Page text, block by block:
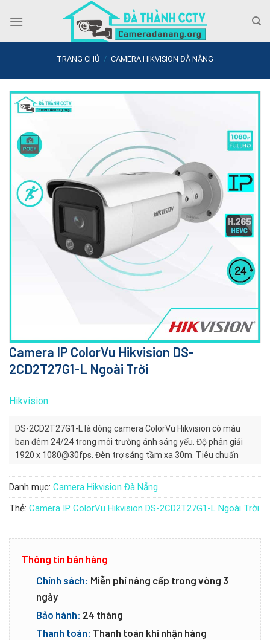
TRANG CHỦ / CAMERA HIKVISION ĐÀ NẴNG
Camera IP ColorVu Hikvision DS-
2CD2T27G1-L Ngoài Trời
Hikvision
DS-2CD2T27G1-L là dòng camera ColorVu Hikvision có màu
ban đêm 24/24 trong môi trường ánh sáng yếu. Độ phân giải
1920 x 1080@30fps. Đèn trợ sáng tầm xa 30m. Tiêu chuẩn
Danh mục: Camera Hikvision Đà Nẵng
Thẻ: Camera IP ColorVu Hikvision DS-2CD2T27G1-L Ngoài Trời
Thông tin bán hàng
Chính sách: Miễn phí nâng cấp trong vòng 3
ngày
Bảo hành: 24 tháng
Thanh toán: Thanh toán khi nhận hàng